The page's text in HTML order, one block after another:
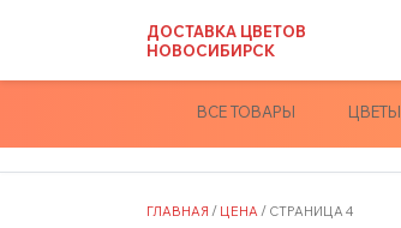
ДОСТАВКА ЦВЕТОВ
НОВОСИБИРСК
ВСЕ ТОВАРЫ ЦВЕТЫ
ГЛАВНАЯ / ЦЕНА / СТРАНИЦА 4